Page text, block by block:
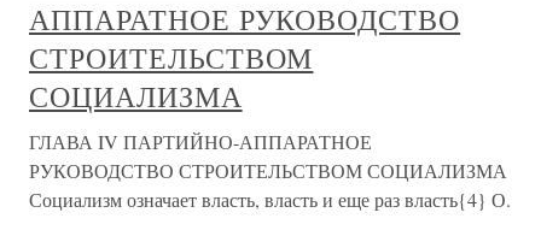
АППАРАТНОЕ РУКОВОДСТВО
СТРОИТЕЛЬСТВОМ
СОЦИАЛИЗМА
ГЛАВА IV ПАРТИЙНО-АППАРАТНОЕ
РУКОВОДСТВО СТРОИТЕЛЬСТВОМ СОЦИАЛИЗМА
Социализм означает власть, власть и еще раз власть{4} О.